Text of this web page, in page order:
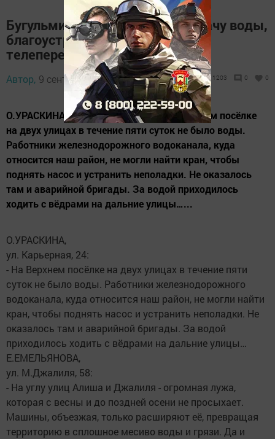
Бугульминцы жалуются на подачу воды,
благоустройство и трансляцию
телепередач
Автор, 9 сентября 2013 - 07:54 1203 0 0
О.УРАСКИНА, ул. Карьерная, 24: - На Верхнем посёлке
на двух улицах в течение пяти суток не было воды.
Работники железнодорожного водоканала, куда
относится наш район, не могли найти кран, чтобы
поднять насос и устранить неполадки. Не оказалось
там и аварийной бригады. За водой приходилось
ходить с вёдрами на дальние улицы…...
О.УРАСКИНА,
ул. Карьерная, 24:
- На Верхнем посёлке на двух улицах в течение пяти
суток не было воды. Работники железнодорожного
водоканала, куда относится наш район, не могли найти
кран, чтобы поднять насос и устранить неполадки. Не
оказалось там и аварийной бригады. За водой
приходилось ходить с вёдрами на дальние улицы…
Е.ЕМЕЛЬЯНОВА,
ул. М.Джалиля, 58:
- На углу улиц Алиша и Джалиля - огромная лужа,
которая с весны и до поздней осени не просыхает.
Машины, объезжая, только расширяют её, превращая
территорию в сплошное месиво воды и грязи. Да и